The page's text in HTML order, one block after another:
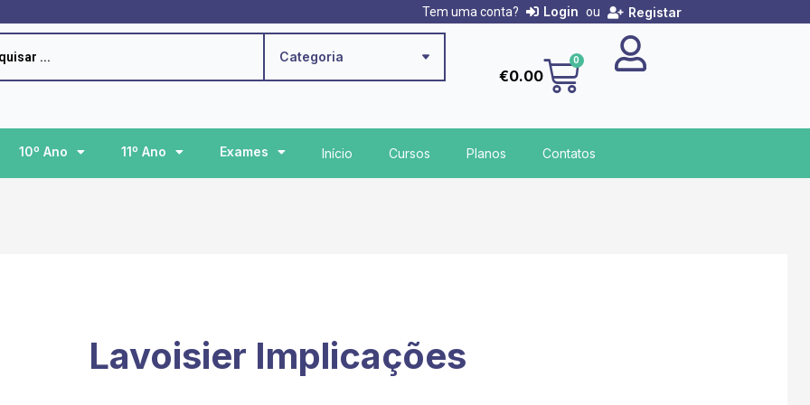
Tem uma conta? Login ou Registar
Categoria
€0.00
0Cart
10º Ano 11º Ano Exames Início Cursos Planos Contatos
Lavoisier Implicações